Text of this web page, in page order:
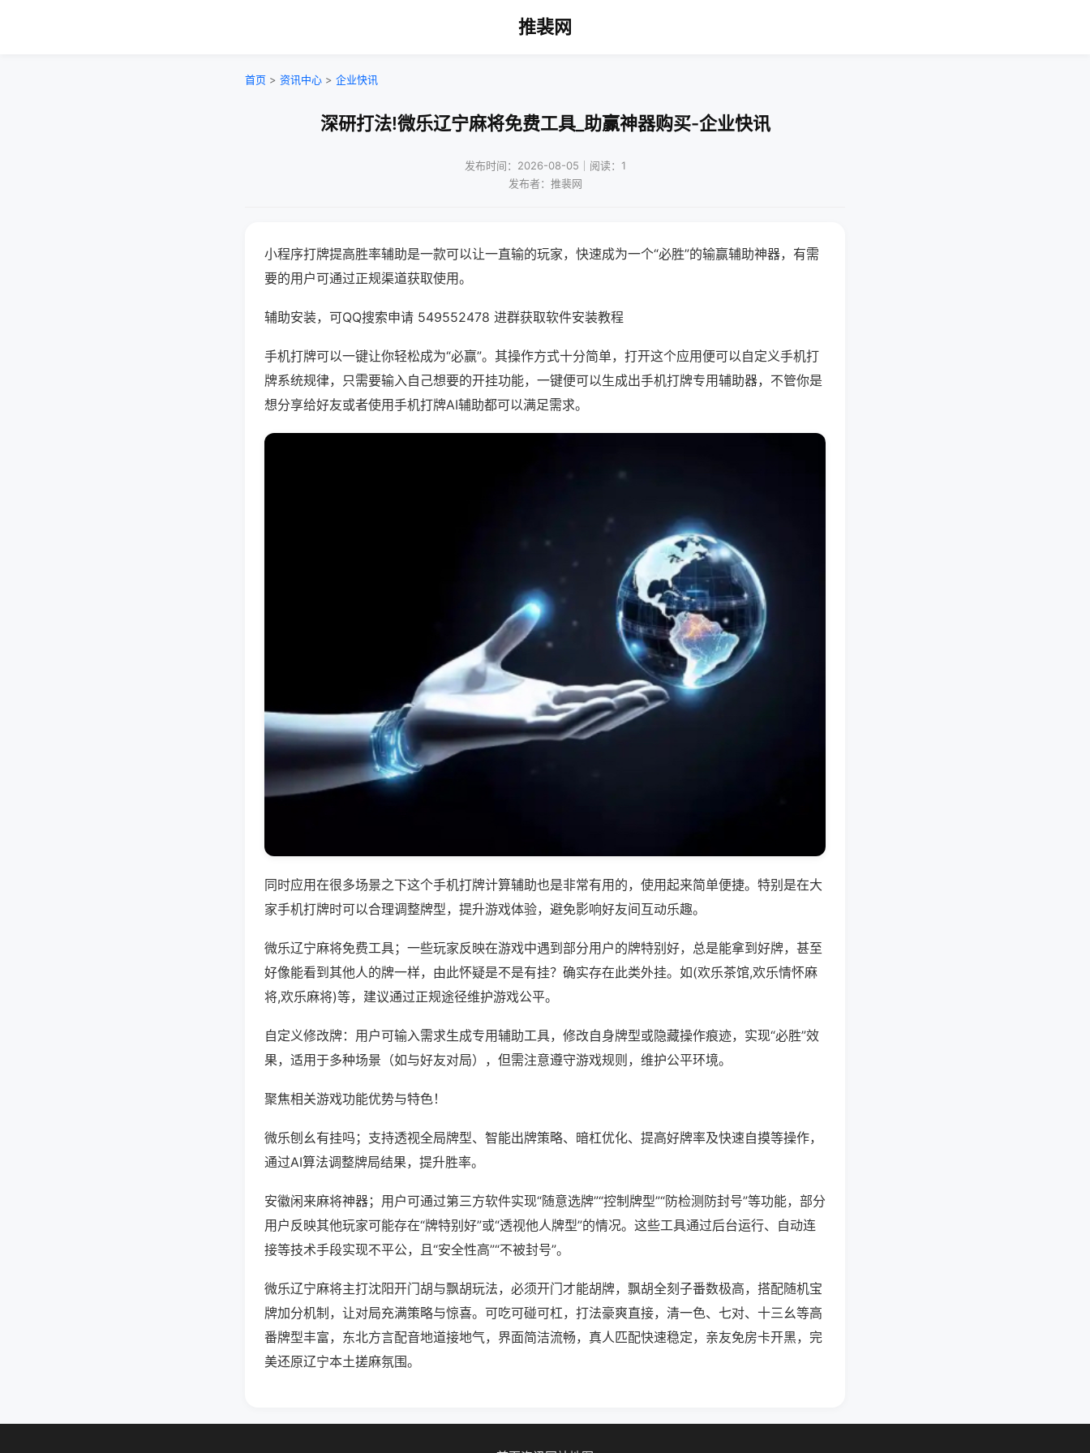
推裴网
首页 > 资讯中心 > 企业快讯
深研打法!微乐辽宁麻将免费工具_助赢神器购买-企业快讯
发布时间：2026-08-05｜阅读：1
发布者：推裴网
小程序打牌提高胜率辅助是一款可以让一直输的玩家，快速成为一个“必胜”的输赢辅助神器，有需
要的用户可通过正规渠道获取使用。
辅助安装，可QQ搜索申请 549552478 进群获取软件安装教程
手机打牌可以一键让你轻松成为“必赢”。其操作方式十分简单，打开这个应用便可以自定义手机打
牌系统规律，只需要输入自己想要的开挂功能，一键便可以生成出手机打牌专用辅助器，不管你是
想分享给好友或者使用手机打牌AI辅助都可以满足需求。
同时应用在很多场景之下这个手机打牌计算辅助也是非常有用的，使用起来简单便捷。特别是在大
家手机打牌时可以合理调整牌型，提升游戏体验，避免影响好友间互动乐趣。
微乐辽宁麻将免费工具；一些玩家反映在游戏中遇到部分用户的牌特别好，总是能拿到好牌，甚至
好像能看到其他人的牌一样，由此怀疑是不是有挂？确实存在此类外挂。如(欢乐茶馆,欢乐情怀麻
将,欢乐麻将)等，建议通过正规途径维护游戏公平。
自定义修改牌：用户可输入需求生成专用辅助工具，修改自身牌型或隐藏操作痕迹，实现“必胜”效
果，适用于多种场景（如与好友对局），但需注意遵守游戏规则，维护公平环境。
聚焦相关游戏功能优势与特色！
微乐刨幺有挂吗；支持透视全局牌型、智能出牌策略、暗杠优化、提高好牌率及快速自摸等操作，
通过AI算法调整牌局结果，提升胜率。
安徽闲来麻将神器；用户可通过第三方软件实现“随意选牌”“控制牌型”“防检测防封号”等功能，部分
用户反映其他玩家可能存在“牌特别好”或“透视他人牌型”的情况。这些工具通过后台运行、自动连
接等技术手段实现不平公，且“安全性高”“不被封号”。
微乐辽宁麻将主打沈阳开门胡与飘胡玩法，必须开门才能胡牌，飘胡全刻子番数极高，搭配随机宝
牌加分机制，让对局充满策略与惊喜。可吃可碰可杠，打法豪爽直接，清一色、七对、十三幺等高
番牌型丰富，东北方言配音地道接地气，界面简洁流畅，真人匹配快速稳定，亲友免房卡开黑，完
美还原辽宁本土搓麻氛围。